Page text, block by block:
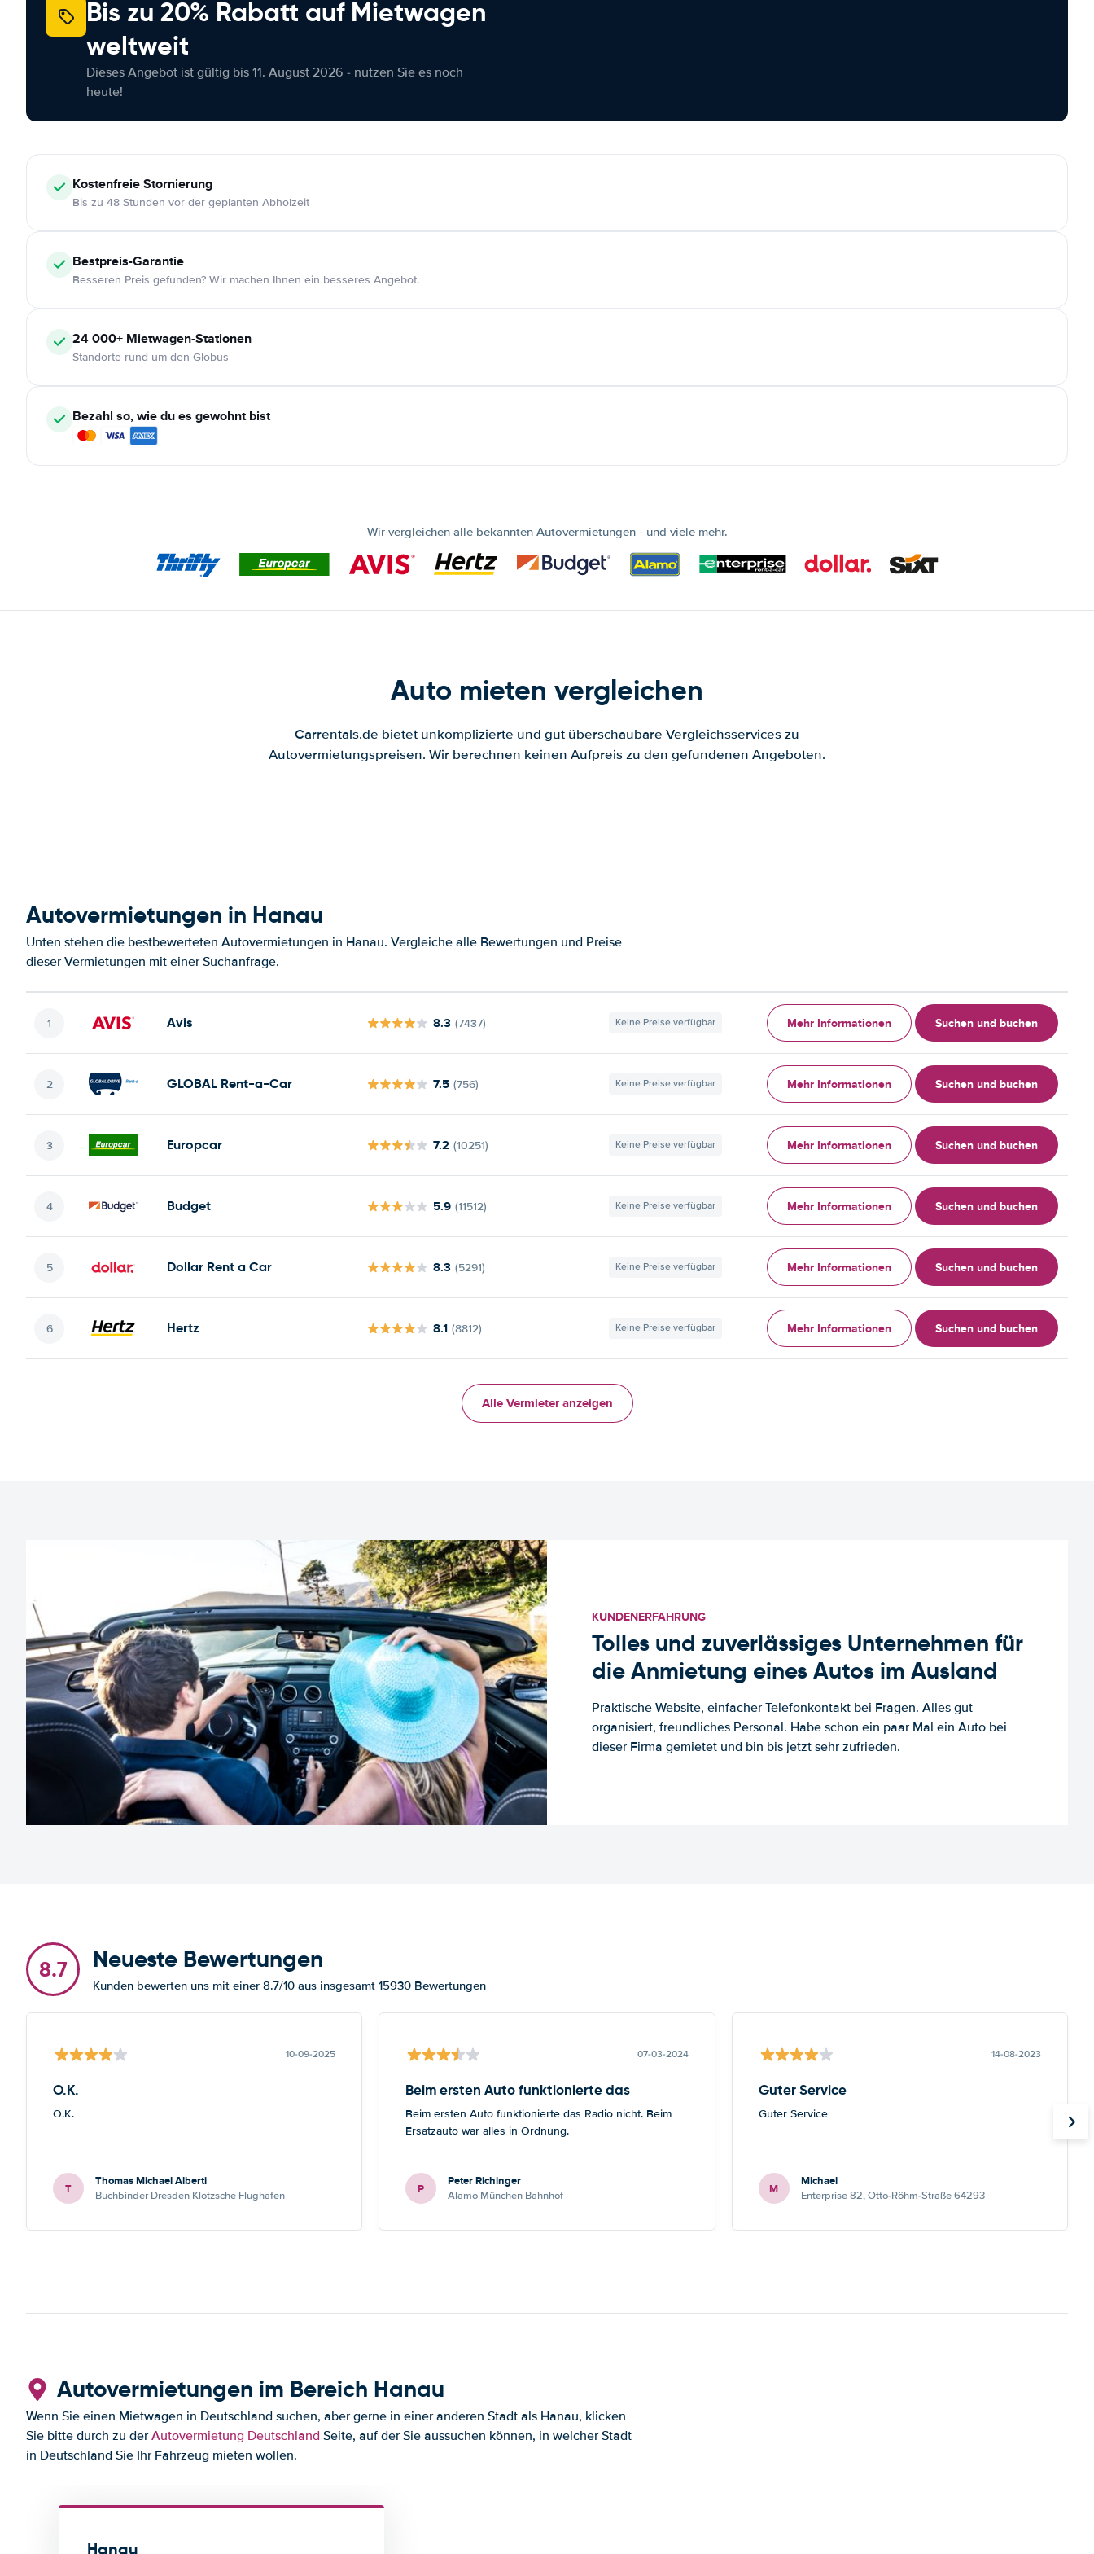
Bis zu 20% Rabatt auf Mietwagen
weltweit
Dieses Angebot ist gültig bis 11. August 2026 - nutzen Sie es noch
heute!
KostenfreieStornierung
Bis zu 48 Stunden vor der geplanten Abholzeit
Bestpreis-Garantie
Besseren Preis gefunden? Wir machen Ihnen ein besseres Angebot.
24 000+ Mietwagen-Stationen
Standorte rund um den Globus
Bezahl so, wie du es gewohnt bist
Wir vergleichen alle bekannten Autovermietungen - und viele mehr.
Auto mieten vergleichen
Carrentals.de bietet unkomplizierte und gut überschaubare Vergleichsservices zu
Autovermietungspreisen. Wir berechnen keinen Aufpreis zu den gefundenen Angeboten.
Autovermietungen in Hanau
Unten stehen die bestbewerteten Autovermietungen in Hanau. Vergleiche alle Bewertungen und Preise
dieser Vermietungen mit einer Suchanfrage.
Avis 8.3 (7437) Keine Preise verfügbar Mehr Informationen Suchen und buchen
GLOBAL Rent-a-Car 7.5 (756) Keine Preise verfügbar Mehr Informationen Suchen und buchen
Europcar 7.2 (10251) Keine Preise verfügbar Mehr Informationen Suchen und buchen
Budget 5.9 (11512) Keine Preise verfügbar Mehr Informationen Suchen und buchen
Dollar Rent a Car 8.3 (5291) Keine Preise verfügbar Mehr Informationen Suchen und buchen
Hertz 8.1 (8812) Keine Preise verfügbar Mehr Informationen Suchen und buchen
Alle Vermieter anzeigen
KUNDENERFAHRUNG
Tolles und zuverlässiges Unternehmen für
die Anmietung eines Autos im Ausland
Praktische Website, einfacher Telefonkontakt bei Fragen. Alles gut
organisiert, freundliches Personal. Habe schon ein paar Mal ein Auto bei
dieser Firma gemietet und bin bis jetzt sehr zufrieden.
8.7 Neueste Bewertungen
Kunden bewerten uns mit einer 8.7/10 aus insgesamt 15930 Bewertungen
10-09-2025
O.K.
O.K.
T Thomas Michael Alberti
Buchbinder Dresden Klotzsche Flughafen
07-03-2024
Beim ersten Auto funktionierte das
Beim ersten Auto funktionierte das Radio nicht. Beim
Ersatzauto war alles in Ordnung.
P Peter Richinger
Alamo München Bahnhof
14-08-2023
Guter Service
Guter Service
M Michael
Enterprise 82, Otto-Röhm-Straße 64293
Autovermietungen im Bereich Hanau
Wenn Sie einen Mietwagen in Deutschland suchen, aber gerne in einer anderen Stadt als Hanau, klicken
Sie bitte durch zu derAutovermietung Deutschland Seite, auf der Sie aussuchen können, in welcher Stadt
in Deutschland Sie Ihr Fahrzeug mieten wollen.
Hanau